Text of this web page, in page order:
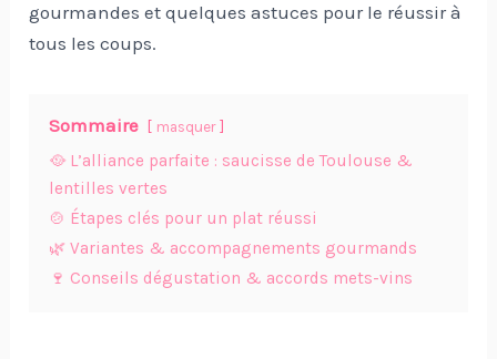
gourmandes et quelques astuces pour le réussir à
tous les coups.
Sommaire masquer
🥘 L’alliance parfaite : saucisse de Toulouse &
lentilles vertes
🍲 Étapes clés pour un plat réussi
🌿 Variantes & accompagnements gourmands
🍷 Conseils dégustation & accords mets-vins